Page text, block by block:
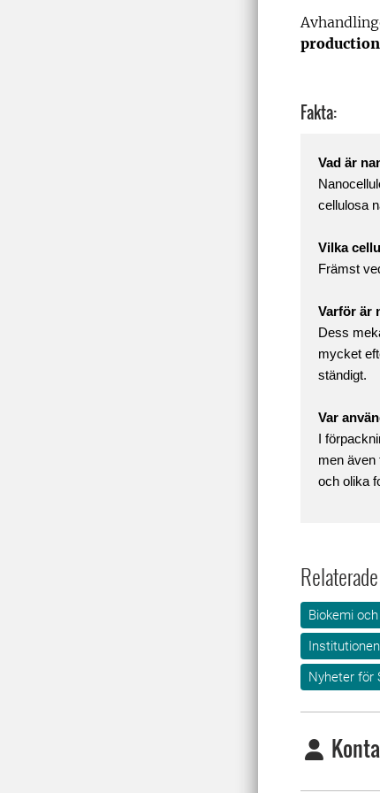
production
Fakta:
Vad är
cellulosa
Vilka
Främst
Varför är
Dess
mycket
ständigt.
Var
I
men även
och olika
Biokemi
Nyheter för